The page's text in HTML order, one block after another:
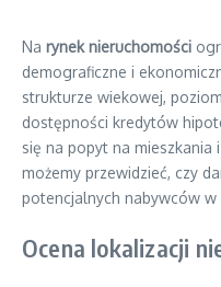
Na rynek nieruchomości
demograficzne i
strukturze wiekowej,
dostępności kredytów
się na popyt na mieszkania
możemy przewidzieć, czy
potencjalnych nabywców w
Ocena lokalizacji